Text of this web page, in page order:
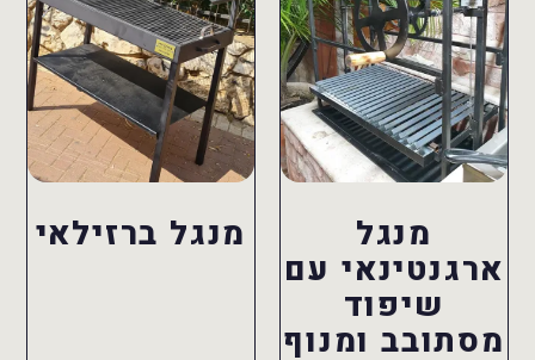
מנגל
ארגנטינאי עם
שיפוד
מסתובב ומנוף
מנגל ברזילאי